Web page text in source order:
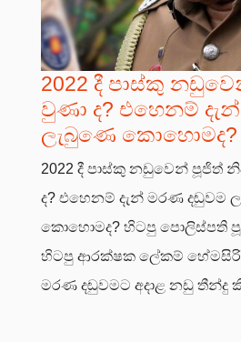
2022 දී පාස්කු
වුණා ද? එහෙනම්
ලැබුණෙ කොහොමද?
2022 දී පාස්කු නඩුවෙන් පූජිත්
ද? එහෙනම් දැන් මරණ දඬුවම
කොහොමද? හිටපු පොලිස්පති
හිටපු ආරක්ෂක ලේකම් හේමසිරි
මරණ දඬුවමට අදාළ නඩු තීන්දු